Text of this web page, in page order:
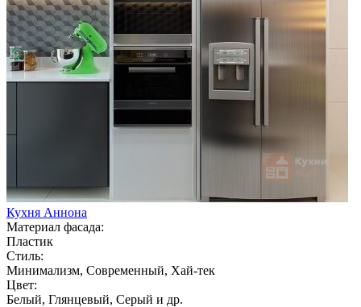
Кухня Аннона
Материал фасада:
Пластик
Стиль:
Минимализм, Современный, Хай-тек
Цвет:
Белый, Глянцевый, Серый и др.